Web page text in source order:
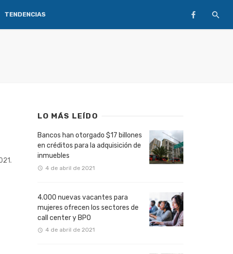
TENDENCIAS
LO MÁS LEÍDO
Bancos han otorgado $17 billones
en créditos para la adquisición de
inmuebles
4 de abril de 2021
4.000 nuevas vacantes para
mujeres ofrecen los sectores de
call center y BPO
4 de abril de 2021